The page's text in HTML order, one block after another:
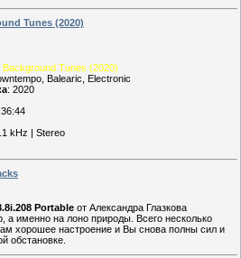
Tunes (2020)
Tunes (2020)
Balearic, Electronic
: 2020
kHz | Stereo
Portable от Александра Глазкова
а именно на лоно природы. Всего несколько
хорошее настроение и Вы снова полны сил и
обстановке.